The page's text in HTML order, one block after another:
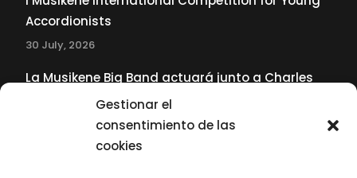
Gestionar el
consentimiento de las
cookies
Accordionists
30 July, 2026
La Musikene Big Band actuará junto a Charles
Tolliver en el 61 Jazzaldia